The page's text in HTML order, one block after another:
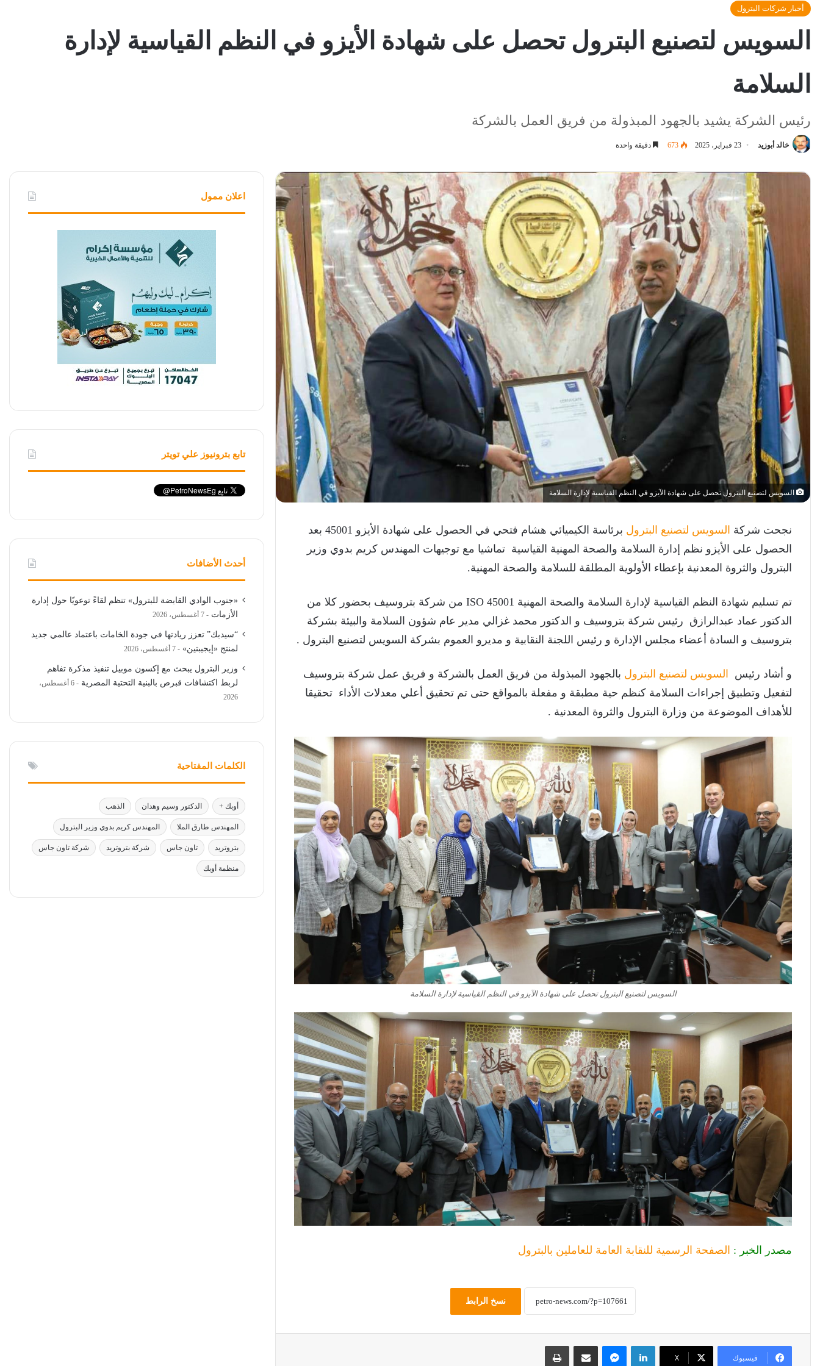
أخبار شركات البترول
السويس لتصنيع البترول تحصل على شهادة الأيزو في النظم القياسية لإدارة
السلامة
رئيس الشركة يشيد بالجهود المبذولة من فريق العمل بالشركة
خالد أبوزيد 23 فبراير، 2025 673 دقيقة واحدة
السويس لتصنيع البترول تحصل على شهادة الآيزو في النظم القياسية لإدارة السلامة
نجحت شركة السويس لتصنيع البترول
برئاسة الكيميائي هشام فتحي في الحصول على شهادة الأيزو 45001 بعد
الحصول على الأيزو نظم إدارة السلامة والصحة المهنية القياسية تماشيا مع توجيهات المهندس كريم بدوي وزير
البترول والثروة المعدنية بإعطاء الأولوية المطلقة للسلامة والصحة المهنية.
تم تسليم شهادة النظم القياسية لإدارة السلامة والصحة المهنية ISO 45001 من شركة بتروسيف بحضور كلا من
الدكتور عماد عبدالرازق رئيس شركة بتروسيف و الدكتور محمد غزالي مدير عام شؤون السلامة والبيئة بشركة
بتروسيف و السادة أعضاء مجلس الإدارة و رئيس اللجنة النقابية و مديرو العموم بشركة السويس لتصنيع البترول .
و أشاد رئيس السويس لتصنيع البترول بالجهود المبذولة من فريق العمل بالشركة و فريق عمل شركة بتروسيف
لتفعيل وتطبيق إجراءات السلامة كنظم حية مطبقة و مفعلة بالمواقع حتى تم تحقيق أعلي معدلات الأداء تحقيقا
للأهداف الموضوعة من وزارة البترول والثروة المعدنية .
السويس لتصنيع البترول تحصل على شهادة الآيزو في النظم القياسية لإدارة السلامة
مصدر الخبر : الصفحة الرسمية للنقابة العامة للعاملين بالبترول
نسخ الرابط
فيسبوك ‫X
لينكدإن ماسنجر مشاركة عبر البريد طباعة
اعلان ممول
تابع بترونيوز علي تويتر
أحدث الأضافات
«جنوب الوادي القابضة للبترول» تنظم لقاءً توعويًا حول إدارة
الأزمات
7 أغسطس، 2026
“سيدبك” تعزز ريادتها في جودة الخامات باعتماد عالمي جديد
لمنتج «إيجيبتين»
7 أغسطس، 2026
وزير البترول يبحث مع إكسون موبيل تنفيذ مذكرة تفاهم
لربط اكتشافات قبرص بالبنية التحتية المصرية
6 أغسطس،
2026
الكلمات المفتاحية
أوبك + الدكتور وسيم وهدان الذهب
المهندس طارق الملا المهندس كريم بدوي وزير البترول
بتروتريد تاون جاس شركة بتروتريد شركة تاون جاس
منظمة أوبك